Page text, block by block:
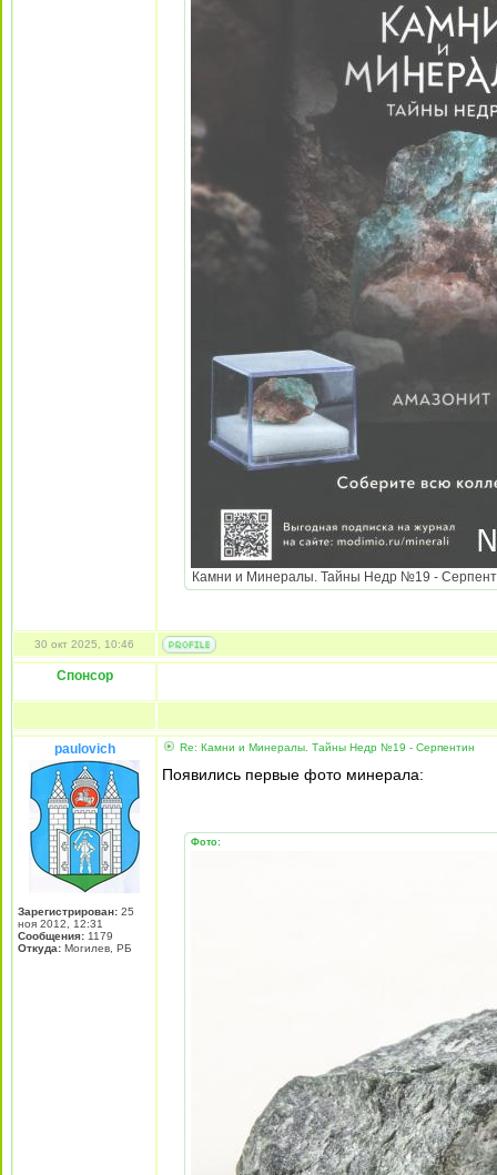
Камни и Минералы. Тайны Недр №19 -
30 окт 2025, 10:46
Спонсор
paulovich
Зарегистрирован: 25
ноя 2012, 12:31
Сообщения: 1179
Откуда: Могилев, РБ
Re: Камни и Минералы. Тайны Недр №19 - Серпентин
Появились первые фото минерала:
Фото: